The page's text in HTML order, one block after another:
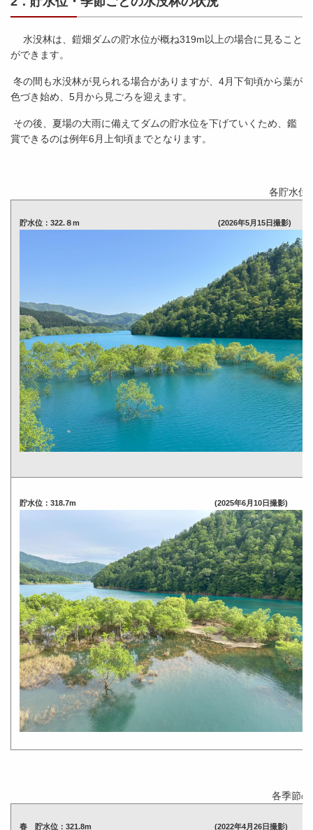
水没林は、鎧畑ダムの貯水位が概ね319m以上の場合に見ること
ができます。
冬の間も水没林が見られる場合がありますが、4月下旬頃から葉が
色づき始め、5月から見ごろを迎えます。
その後、夏場の大雨に備えてダムの貯水位を下げていくため、鑑
賞できるのは例年6月上旬頃までとなります。
各貯水位
貯水位：322.８m (2026年5月15日撮影)
貯水位：318.7m (2025年6月10日撮影)
各季節
春 貯水位：321.8m (2022年4月26日撮影)